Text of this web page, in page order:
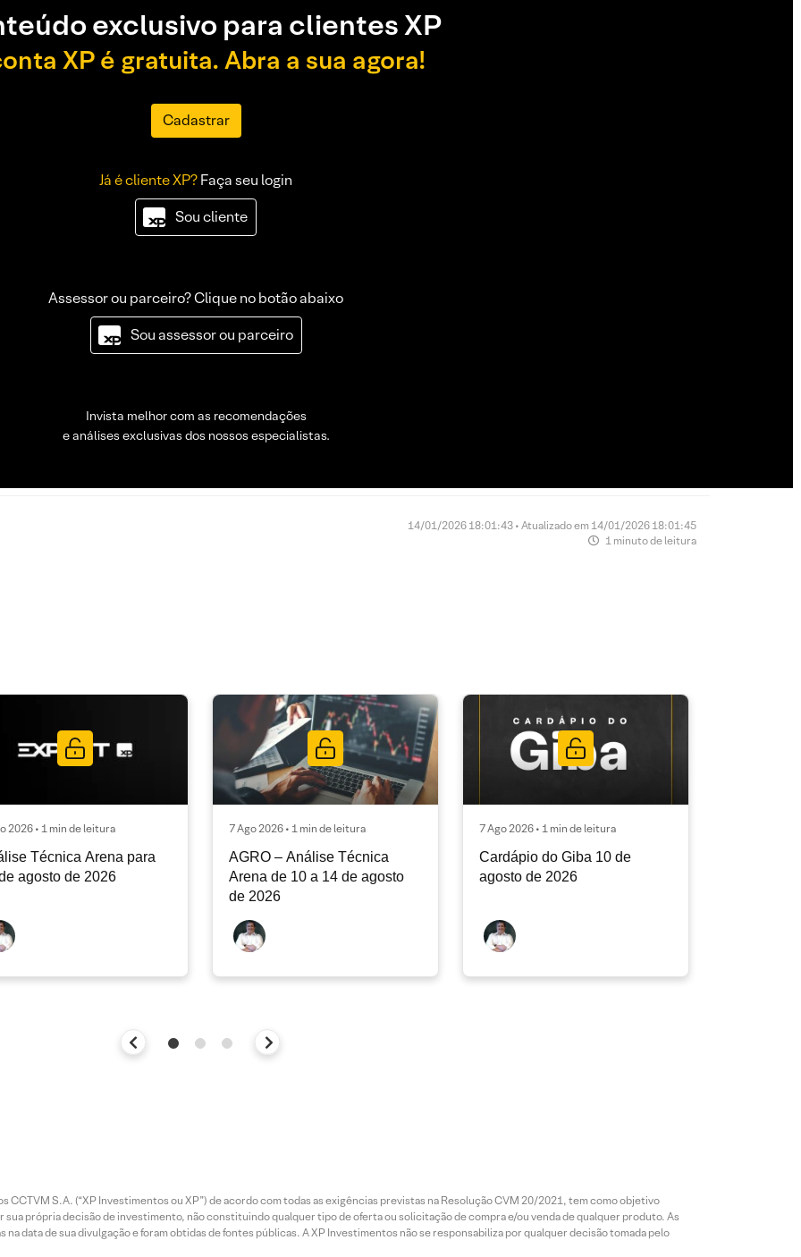
exclusivo para clientes XP
XP é gratuita. Abra a sua agora!
Cadastrar
Já é cliente XP?Faça seu login
Sou cliente
Assessor ou parceiro? Clique no botão abaixo
Sou assessor ou parceiro
Invista melhor com as recomendações
e análises exclusivas dos nossos especialistas.
14/01/2026 18:01:43 • Atualizado em 14/01/2026 18:01:45
1 minuto de leitura
2026 • 1 min de leitura
Técnica Arena para
agosto de 2026
7 Ago 2026 • 1 min de leitura
AGRO – Análise Técnica
Arena de 10 a 14 de agosto
de 2026
7 Ago 2026 • 1 min de leitura
Cardápio do Giba 10 de
agosto de 2026
CCTVM S.A. (“XP Investimentos ou XP”) de acordo com todas as exigências previstas na Resolução CVM 20/2021, tem como objetivo
própria decisão de investimento, não constituindo qualquer tipo de oferta ou solicitação de compra e/ou venda de qualquer produto. As
data de sua divulgação e foram obtidas de fontes públicas. A XP Investimentos não se responsabiliza por qualquer decisão tomada pelo